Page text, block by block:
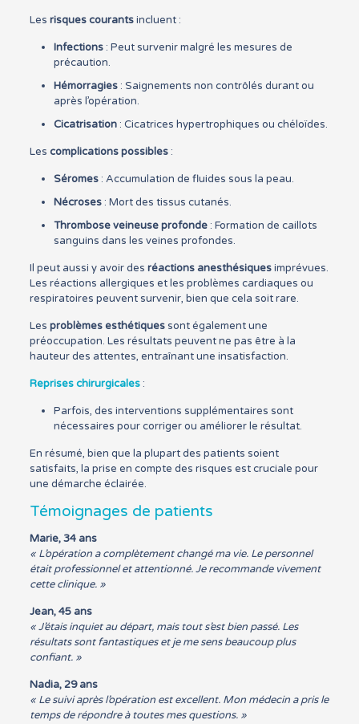
Les risques courantsincluent :
Infections: Peut survenir malgré les mesures de
précaution.
Hémorragies: Saignements non contrôlés durant ou
après l’opération.
Cicatrisation: Cicatrices hypertrophiques ou chéloïdes.
Les complications possibles:
Séromes: Accumulation de fluides sous la peau.
Nécroses: Mort des tissus cutanés.
Thrombose veineuse profonde: Formation de caillots
sanguins dans les veines profondes.
Il peut aussi y avoir des réactions anesthésiquesimprévues.
Les réactions allergiques et les problèmes cardiaques ou
respiratoires peuvent survenir, bien que cela soit rare.
Les problèmes esthétiquessont également une
préoccupation. Les résultats peuvent ne pas être à la
hauteur des attentes, entraînant une insatisfaction.
Reprises chirurgicales:
Parfois, des interventions supplémentaires sont
nécessaires pour corriger ou améliorer le résultat.
En résumé, bien que la plupart des patients soient
satisfaits, la prise en compte des risques est cruciale pour
une démarche éclairée.
Témoignages de patients
Marie, 34 ans
« L’opération a complètement changé ma vie. Le personnel
était professionnel et attentionné. Je recommande vivement
cette clinique. »
Jean, 45 ans
« J’étais inquiet au départ, mais tout s’est bien passé. Les
résultats sont fantastiques et je me sens beaucoup plus
confiant. »
Nadia, 29 ans
« Le suivi après l’opération est excellent. Mon médecin a pris le
temps de répondre à toutes mes questions. »